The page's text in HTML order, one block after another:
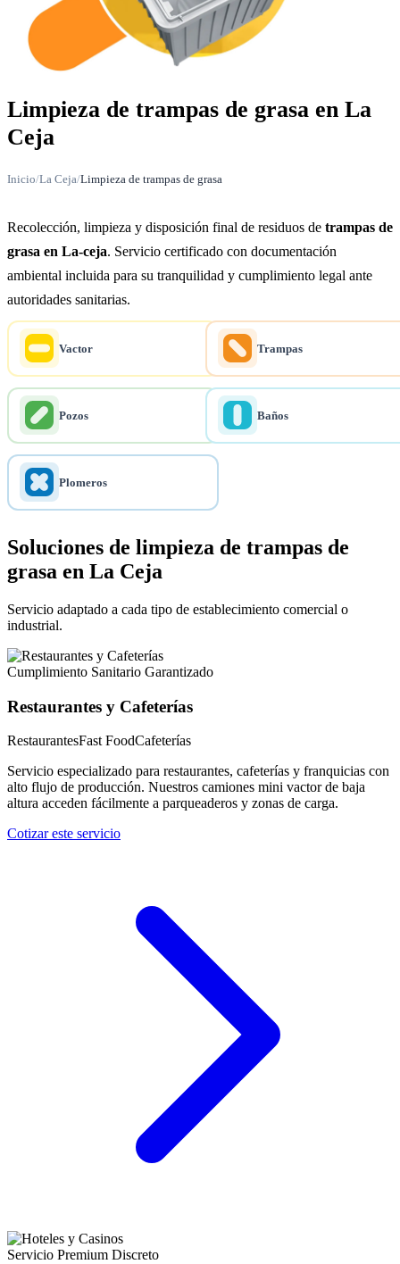
Limpieza de trampas de grasa en La
Ceja
Inicio/La Ceja/Limpieza de trampas de grasa
Recolección, limpieza y disposición final de residuos de trampas de
grasa en La-ceja. Servicio certificado con documentación
ambiental incluida para su tranquilidad y cumplimiento legal ante
autoridades sanitarias.
Vactor Trampas
Pozos Baños
Plomeros
Soluciones de limpieza de trampas de
grasa en La Ceja
Servicio adaptado a cada tipo de establecimiento comercial o
industrial.
Cumplimiento Sanitario Garantizado
Restaurantes y Cafeterías
RestaurantesFast FoodCafeterías
Servicio especializado para restaurantes, cafeterías y franquicias con
alto flujo de producción. Nuestros camiones mini vactor de baja
altura acceden fácilmente a parqueaderos y zonas de carga.
Cotizar este servicio
Servicio Premium Discreto